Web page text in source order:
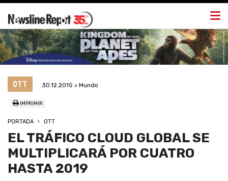
OTT 30.12.2015 > Mundo
IMPRIMIR
PORTADA OTT
EL TRÁFICO CLOUD GLOBAL SE
MULTIPLICARÁ POR CUATRO
HASTA 2019